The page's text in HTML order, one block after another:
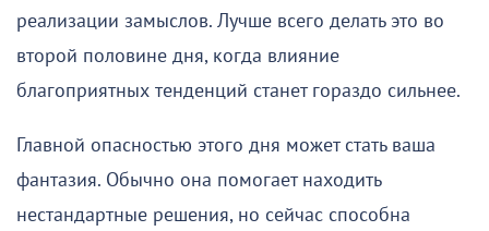
реализации замыслов. Лучше всего делать это во
второй половине дня, когда влияние
благоприятных тенденций станет гораздо сильнее.
Главной опасностью этого дня может стать ваша
фантазия. Обычно она помогает находить
нестандартные решения, но сейчас способна